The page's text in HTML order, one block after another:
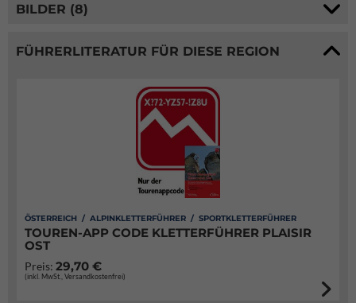
BILDER (8)
FÜHRERLITERATUR FÜR DIESE REGION
ÖSTERREICH / ALPINKLETTERFÜHRER / SPORTKLETTERFÜHRER
TOUREN-APP CODE KLETTERFÜHRER PLAISIR
OST
Preis: 29,70 €
(inkl. MwSt., Versandkostenfrei)